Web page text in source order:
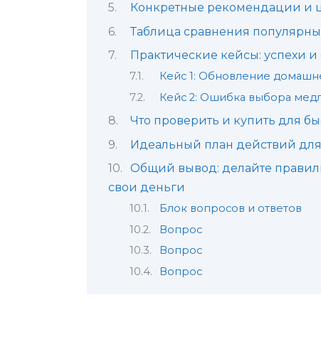
Конкретные рекомендации и
Таблица сравнения
Практические кейсы: успехи
Кейс 1: Обновление
Кейс 2: Ошибка выбора
Что проверить и купить для
Идеальный план действий для
Общий вывод: делайте
свои деньги
Блок вопросов и ответов
Вопрос
Вопрос
Вопрос